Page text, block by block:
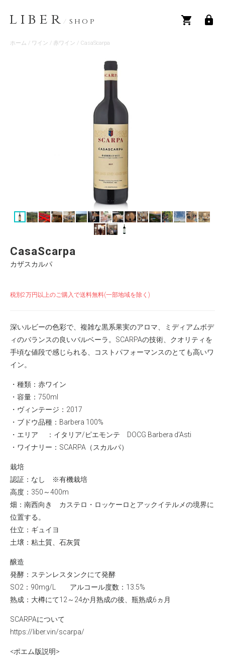
LIBER / SHOP
ホーム / ワイン / 赤ワイン / CasaScarpa
CasaScarpa
カザスカルパ
税別2万円以上のご購入で送料無料(一部地域を除く)
深いルビーの色彩で、複雑な黒系果実のアロマ、ミディアムボデ
ィのバランスの良いバルベーラ。SCARPAの技術、クオリティを
手頃な値段で感じられる、コストパフォーマンスのとても高いワ
イン。
・種類：赤ワイン
・容量：750ml
・ヴィンテージ：2017
・ブドウ品種：Barbera 100%
・エリア ：イタリア/ピエモンテ DOCG Barbera d’Asti
・ワイナリー： SCARPA（スカルパ）
栽培
認証：なし ※有機栽培
高度：350～400m
畑：南西向き カステロ・ロッケーロとアックイテルメの境界に
位置する。
仕立：ギュイヨ
土壌：粘土質、石灰質
醸造
発酵：ステンレスタンクにて発酵
SO2：90mg/L アルコール度数：13.5%
熟成：大樽にて12～24か月熟成の後、瓶熟成6ヵ月
SCARPAについて
https://liber.vin/scarpa/
<ポエム版説明>